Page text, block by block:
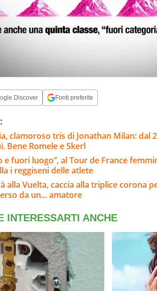
Discover Fonti preferite
clamoroso tris di Jonathan Milan: dal
Bene Romele e Skerl
fuori luogo”, al Tour de France
i reggiseni delle atlete
alla Vuelta, caccia alla triplice corona
da un... amatore